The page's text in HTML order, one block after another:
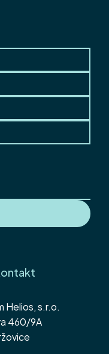
rok 2026
Helios, s.r.o.
460/9A